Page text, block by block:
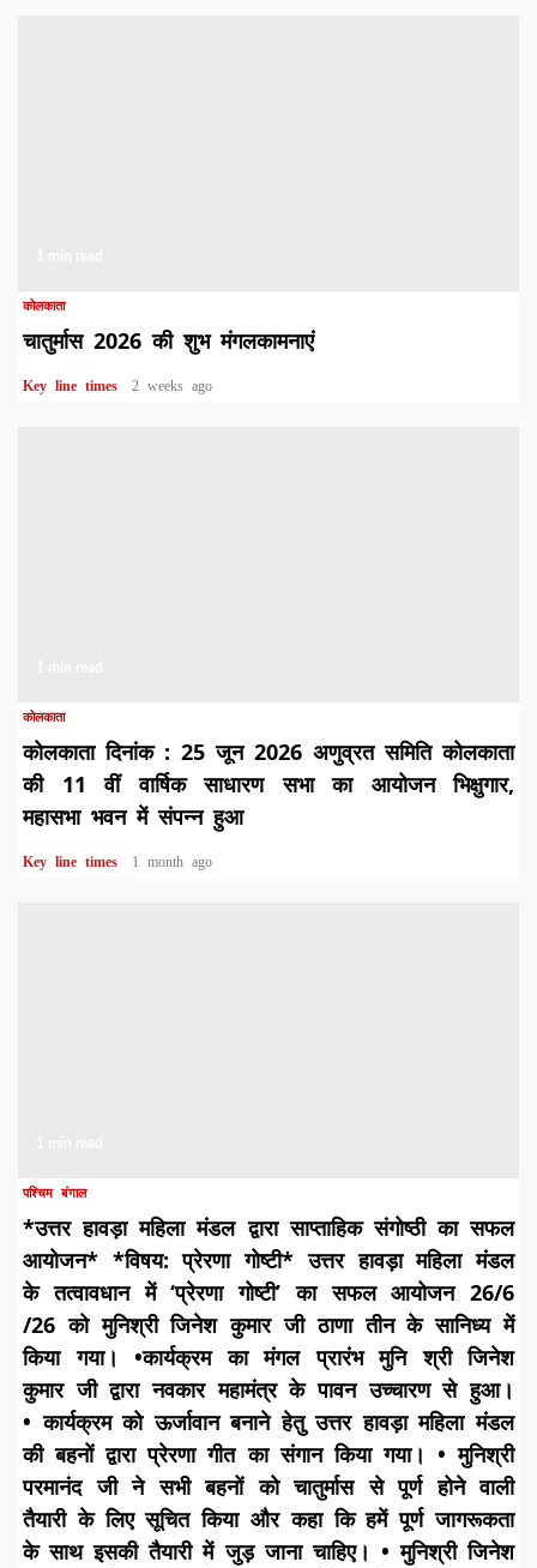
कोलकाता
चातुर्मास 2026 की शुभ मंगलकामनाएं
Key line times 2 weeks ago
कोलकाता
कोलकाता दिनांक : 25 जून 2026 अणुव्रत समिति कोलकाता
की 11 वीं वार्षिक साधारण सभा का आयोजन भिक्षुगार,
महासभा भवन में संपन्न हुआ
Key line times 1 month ago
पश्चिम बंगाल
*​उत्तर हावड़ा महिला मंडल द्वारा साप्ताहिक संगोष्ठी का सफल
आयोजन* *विषय: प्रेरणा गोष्टी* ​उत्तर हावड़ा महिला मंडल
के तत्वावधान में ‘प्रेरणा गोष्टी’ का सफल आयोजन 26/6
/26 को मुनिश्री जिनेश कुमार जी ठाणा तीन के सानिध्य में
किया गया। •कार्यक्रम का मंगल प्रारंभ मुनि श्री जिनेश
कुमार जी द्वारा नवकार महामंत्र के पावन उच्चारण से हुआ।
• कार्यक्रम को ऊर्जावान बनाने हेतु उत्तर हावड़ा महिला मंडल
की बहनों द्वारा प्रेरणा गीत का संगान किया गया। ​• मुनिश्री
परमानंद जी ने सभी बहनों को चातुर्मास से पूर्ण होने वाली
तैयारी के लिए सूचित किया और कहा कि हमें पूर्ण जागरूकता
के साथ इसकी तैयारी में जुड़ जाना चाहिए। • मुनिश्री जिनेश